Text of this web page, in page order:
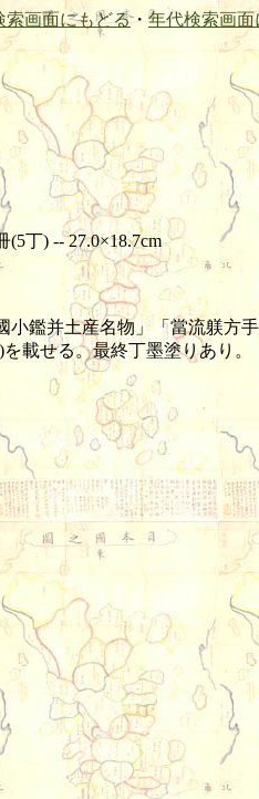
索画面にもどる・ 年代検索画面
(5丁) -- 27.0×18.7cm
小鑑并土産名物」「當流躾
載せる。最終丁墨塗りあり。